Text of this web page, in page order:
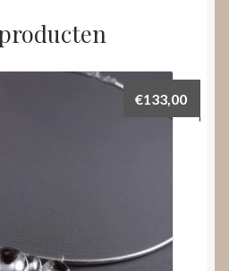
€133,00